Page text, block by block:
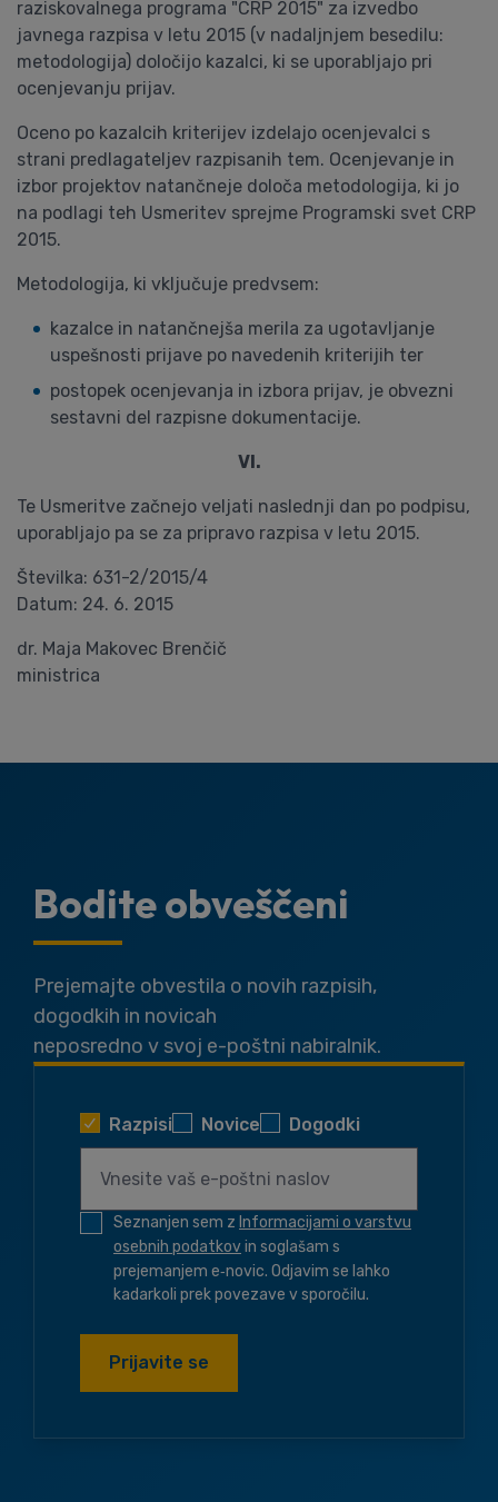
raziskovalnega programa "CRP 2015" za izvedbo
javnega razpisa v letu 2015 (v nadaljnjem besedilu:
metodologija) določijo kazalci, ki se uporabljajo pri
ocenjevanju prijav.
Oceno po kazalcih kriterijev izdelajo ocenjevalci s
strani predlagateljev razpisanih tem. Ocenjevanje in
izbor projektov natančneje določa metodologija, ki jo
na podlagi teh Usmeritev sprejme Programski svet CRP
2015.
Metodologija, ki vključuje predvsem:
kazalce in natančnejša merila za ugotavljanje
uspešnosti prijave po navedenih kriterijih ter
postopek ocenjevanja in izbora prijav, je obvezni
sestavni del razpisne dokumentacije.
VI.
Te Usmeritve začnejo veljati naslednji dan po podpisu,
uporabljajo pa se za pripravo razpisa v letu 2015.
Številka: 631-2/2015/4
Datum: 24. 6. 2015
dr. Maja Makovec Brenčič
ministrica
Bodite obveščeni
Prejemajte obvestila o novih razpisih,
dogodkih in novicah
neposredno v svoj e-poštni nabiralnik.
Razpisi Novice Dogodki
Seznanjen sem z Informacijami o varstvu
osebnih podatkovin soglašam s
prejemanjem e‑novic. Odjavim se lahko
kadarkoli prek povezave v sporočilu.
Prijavite se